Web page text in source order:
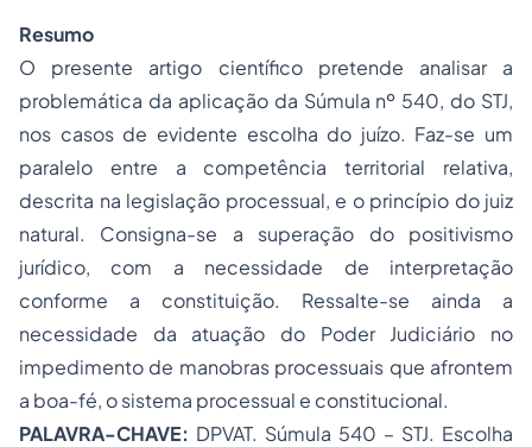
Resumo
O presente artigo científico pretende analisar a
problemática da aplicação da Súmula nº 540, do STJ,
nos casos de evidente escolha do juízo. Faz-se um
paralelo entre a competência territorial relativa,
descrita na legislação processual, e o princípio do juiz
natural. Consigna-se a superação do positivismo
jurídico, com a necessidade de interpretação
conforme a constituição. Ressalte-se ainda a
necessidade da atuação do Poder Judiciário no
impedimento de manobras processuais que afrontem
a boa-fé, o sistema processual e constitucional.
PALAVRA-CHAVE: DPVAT. Súmula 540 – STJ. Escolha